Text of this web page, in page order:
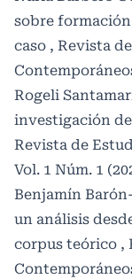
sobre
caso , Revista
Rogeli
investigación
Revista de
Vol. 1 Núm. 1
Benjamín
un análisis
corpus teórico ,